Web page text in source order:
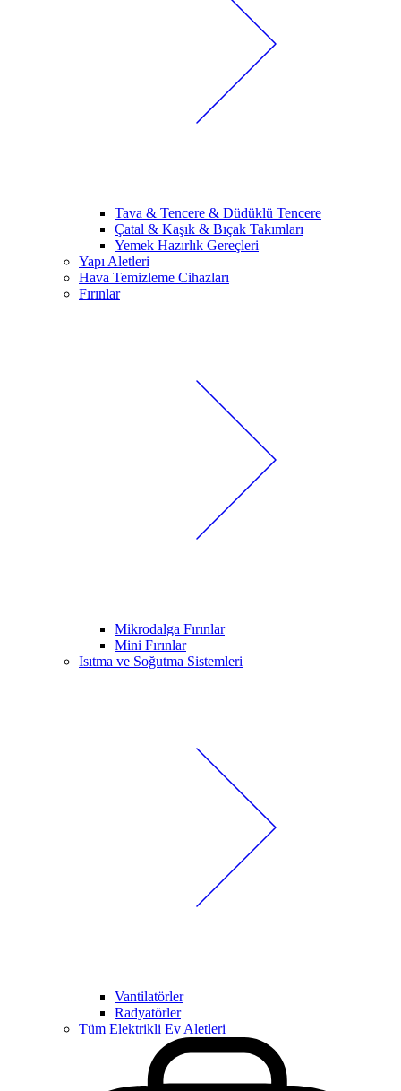
Tava & Tencere & Düdüklü Tencere
Çatal & Kaşık & Bıçak Takımları
Yemek Hazırlık Gereçleri
Yapı Aletleri
Hava Temizleme Cihazları
Fırınlar
Mikrodalga Fırınlar
Mini Fırınlar
Isıtma ve Soğutma Sistemleri
Vantilatörler
Radyatörler
Tüm Elektrikli Ev Aletleri